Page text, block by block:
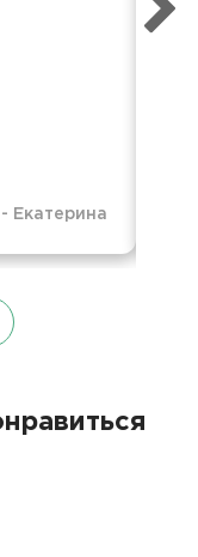
- Екатерина